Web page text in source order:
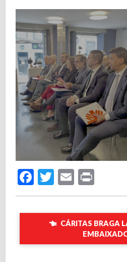
Facebook
Twitter
Email
CÁRITAS BRAGA